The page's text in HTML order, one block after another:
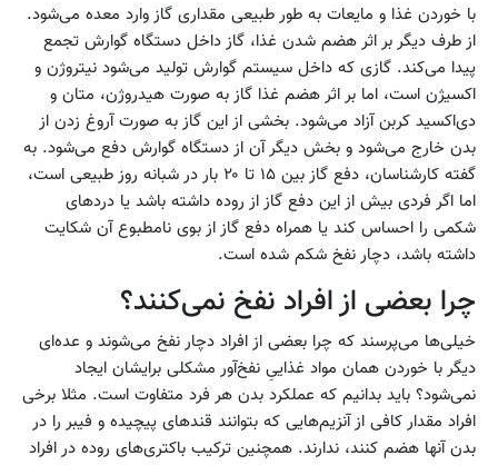
با خوردن غذا و مایعات به طور طبیعی مقداری گاز وارد معده می‌شود.
از طرف دیگر بر اثر هضم شدن غذا، گاز داخل دستگاه گوارش تجمع
پیدا می‌کند. گازی که داخل سیستم گوارش تولید می‌شود نیتروژن و
اکسیژن است، اما بر اثر هضم غذا گاز به صورت هیدروژن، متان و
دی‌اکسید کربن آزاد می‌شود. بخشی از این گاز به صورت آروغ زدن از
بدن خارج می‌شود و بخش دیگر آن از دستگاه گوارش دفع می‌شود. به
گفته کارشناسان، دفع گاز بین ۱۵ تا ۲۰ بار در شبانه روز طبیعی است،
اما اگر فردی بیش از این دفع گاز از روده داشته باشد یا دردهای
شکمی را احساس کند یا همراه دفع گاز از بوی نامطبوع آن شکایت
داشته باشد، دچار نفخ شکم شده است.
چرا بعضی از افراد نفخ نمی‌کنند؟
خیلی‌ها می‌پرسند که چرا بعضی از افراد دچار نفخ می‌شوند و عده‌ای
دیگر با خوردن همان مواد غذاییِ نفخ‌آور مشکلی برایشان ایجاد
نمی‌شود؟ باید بدانیم که عملکرد بدن هر فرد متفاوت است. مثلا برخی
افراد مقدار کافی از آنزیم‌هایی که بتوانند قندهای پیچیده و فیبر را در
بدن آنها هضم کنند، ندارند. همچنین ترکیب باکتری‌های روده در افراد